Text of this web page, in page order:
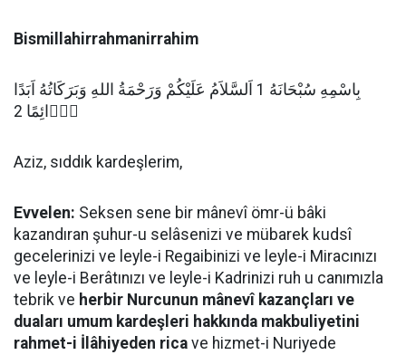
Bismillahirrahmanirrahim
بِاسْمِهِ سُبْحَانَهُ 1 اَلسَّلاَمُ عَلَيْكُمْ وَرَحْمَةُ اللهِ وَبَرَكَاتُهُ اَبَدًا
دَۤائِمًا 2
Aziz, sıddık kardeşlerim,
Evvelen: Seksen sene bir mânevî ömr-ü bâki
kazandıran şuhur-u selâsenizi ve mübarek kudsî
gecelerinizi ve leyle-i Regaibinizi ve leyle-i Miracınızı
ve leyle-i Berâtınızı ve leyle-i Kadrinizi ruh u canımızla
tebrik ve herbir Nurcunun mânevî kazançları ve
duaları umum kardeşleri hakkında makbuliyetini
rahmet-i İlâhiyeden rica ve hizmet-i Nuriyede